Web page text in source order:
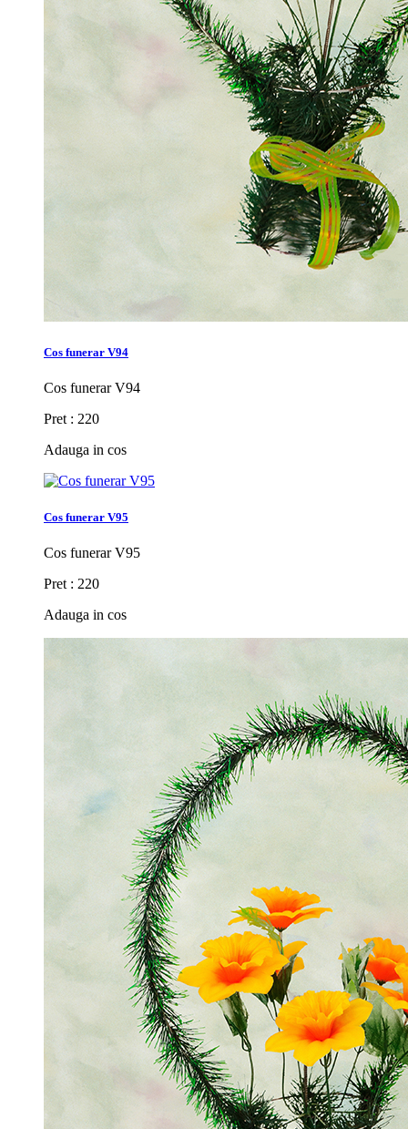
Cos funerar V94
Cos funerar V94
Pret : 220
Adauga in cos
Cos funerar V95
Cos funerar V95
Pret : 220
Adauga in cos